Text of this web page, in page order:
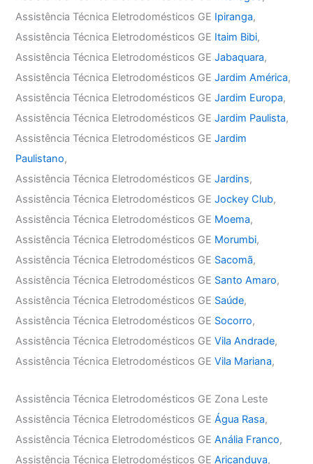
Assistência Técnica Eletrodomésticos GE Ipiranga,
Assistência Técnica Eletrodomésticos GE Itaim Bibi,
Assistência Técnica Eletrodomésticos GEJabaquara,
Assistência Técnica Eletrodomésticos GEJardim América,
Assistência Técnica Eletrodomésticos GEJardim Europa,
Assistência Técnica Eletrodomésticos GEJardim Paulista,
Assistência Técnica Eletrodomésticos GEJardim
Paulistano,
Assistência Técnica Eletrodomésticos GEJardins,
Assistência Técnica Eletrodomésticos GEJockey Club,
Assistência Técnica Eletrodomésticos GE Moema,
Assistência Técnica Eletrodomésticos GE Morumbi,
Assistência Técnica Eletrodomésticos GE Sacomã,
Assistência Técnica Eletrodomésticos GE Santo Amaro,
Assistência Técnica Eletrodomésticos GE Saúde,
Assistência Técnica Eletrodomésticos GE Socorro,
Assistência Técnica Eletrodomésticos GEVila Andrade,
Assistência Técnica Eletrodomésticos GEVila Mariana,
Assistência Técnica Eletrodomésticos GE Zona Leste
Assistência Técnica Eletrodomésticos GEÁgua Rasa,
Assistência Técnica Eletrodomésticos GEAnália Franco,
Assistência Técnica Eletrodomésticos GEAricanduva,